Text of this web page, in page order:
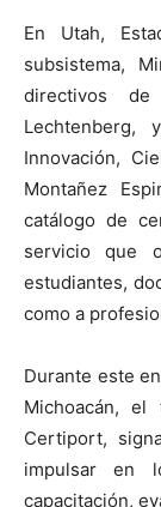
En Utah,
subsistema,
directivos
Innovación,
Montañez
catálogo de
servicio que
estudiantes,
como a
Durante este
Michoacán,
Certiport,
impulsar en
capacitación,